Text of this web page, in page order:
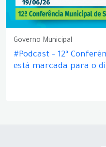
Governo Municipal
#Podcast – 12ª
está marcada para o